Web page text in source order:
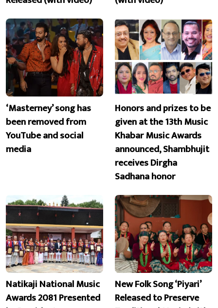
‘Masterney’ song has
been removed from
YouTube and social
media
Honors and prizes to be
given at the 13th Music
Khabar Music Awards
announced, Shambhujit
receives Dirgha
Sadhana honor
Natikaji National Music
Awards 2081 Presented
New Folk Song ‘Piyari’
Released to Preserve